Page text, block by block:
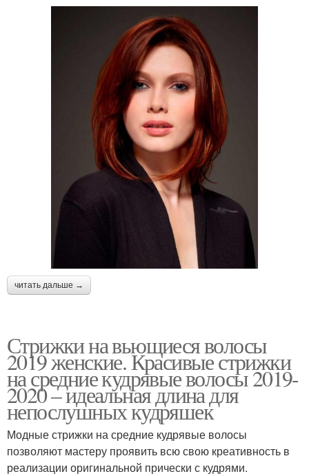
читать дальше →
Стрижки на вьющиеся волосы
2019 женские. Красивые стрижки
на средние кудрявые волосы 2019-
2020 – идеальная длина для
непослушных кудряшек
Модные стрижки на средние кудрявые волосы
позволяют мастеру проявить всю свою креативность в
реализации оригинальной прически с кудрями.